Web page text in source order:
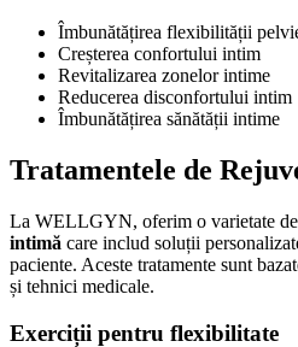
Îmbunătățirea flexibilității
Creșterea confortului intim
Revitalizarea zonelor intime
Reducerea disconfortului intim
Îmbunătățirea sănătății intime
Tratamentele de
La WELLGYN, oferim o varietate de
intimă care includ soluții
paciente. Aceste tratamente sunt
și tehnici medicale.
Exerciții pentru flexibilitate